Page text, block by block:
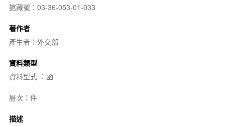
館藏號：03-36-053-01-033
著作者
產生者：外交部
資料類型
資料型式 ：函
層次：件
描述